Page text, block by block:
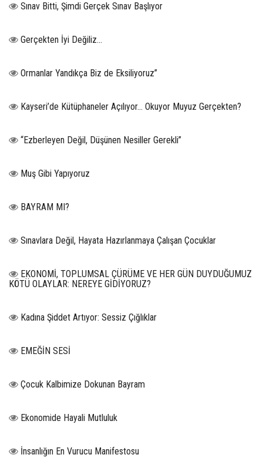
Sınav Bitti, Şimdi Gerçek Sınav Başlıyor
Gerçekten İyi Değiliz...
Ormanlar Yandıkça Biz de Eksiliyoruz”
Kayseri’de Kütüphaneler Açılıyor… Okuyor Muyuz Gerçekten?
“Ezberleyen Değil, Düşünen Nesiller Gerekli”
Muş Gibi Yapıyoruz
BAYRAM MI?
Sınavlara Değil, Hayata Hazırlanmaya Çalışan Çocuklar
EKONOMİ, TOPLUMSAL ÇÜRÜME VE HER GÜN DUYDUĞUMUZ
KÖTÜ OLAYLAR: NEREYE GİDİYORUZ?
Kadına Şiddet Artıyor: Sessiz Çığlıklar
EMEĞİN SESİ
Çocuk Kalbimize Dokunan Bayram
Ekonomide Hayali Mutluluk
İnsanlığın En Vurucu Manifestosu